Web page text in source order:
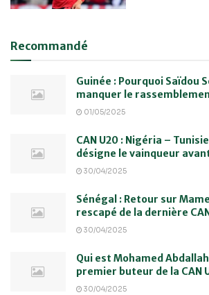
Recommandé
Guinée : Pourquoi Saïdou
manquer le
01/05/2025
CAN U20 : Nigéria –
désigne le vainqueur
30/04/2025
Sénégal : Retour sur
rescapé de la dernière
30/04/2025
Qui est Mohamed
premier buteur de la CAN
30/04/2025